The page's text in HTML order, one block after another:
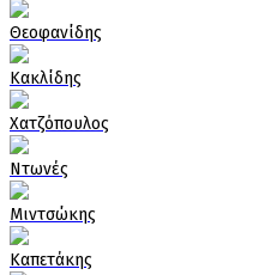
Θεοφανίδης
Κακλίδης
Χατζόπουλος
Ντωνές
Μιντσώκης
Καπετάκης